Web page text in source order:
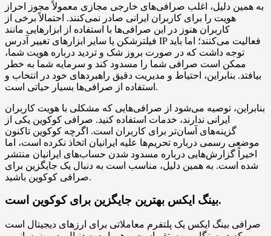
به همین دلیل، اغلب صرافی‌های خارجی مجازی معمولاً مجوز احراز
هویت را برای کاربران ایرانی صادر نمی‌کنند. احتمالاً برخی از
کاربران هنوز در این صرافی‌ها با استفاده از ابزارهایی مانند
فیلترشکن یا سایر ابزارهای تغییر آدرس IP فعالیت می‌کنند؛ اما باید
توجه داشت که در صورت بروز شک و تردید درباره هویت شما،
ممکن است صرافی شما را مسدود کند و سرمایه شما به خطر
بیافتد. بنابراین، احتیاط و مدیریت دقیق راهبرد‌های خود در انتخاب و
استفاده از صرافی‌ها بسیار حیاتی است.
بنابراین، توصیه می‌شود از صرافی‌هایی که مشکلی با هویت کاربران
ایرانی ندارند، خدمات استفاده کنید. صرافی کوکوین یکی از
گزینه‌های آسان‌تر برای کاربران است. اگرچه کوکوین تاکنون
موضعی رسمی درباره تحریم‌ها علیه ایرانیان اتخاذ نکرده است، اما
اخیراً گزارش‌هایی درباره مسدود شدن حساب‌های ایرانیان منتشر
شده است. به همین دلیل، مناسب است به دنبال یک جایگزین برای
صرافی کوکوین باشید.
بینگ ایکس بهترین جایگزین برای کوکوین است.
صرافی بینگ ایکس یک پلتفرم معاملاتی برای ارزهای دیجیتال است